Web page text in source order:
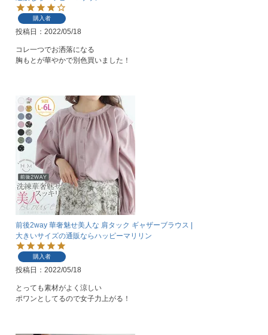
購入者
投稿日 2022/05/18
コレ一つでお洒落になる
胸もとが華やかで別色買いました！
前後2way 華奢魅せ美人な 肩タック ギャザーブラウス |
大きいサイズの通販ならハッピーマリリン
購入者
投稿日 2022/05/18
とっても素材がよく涼しい
ポワンとしてるので女子力上がる！